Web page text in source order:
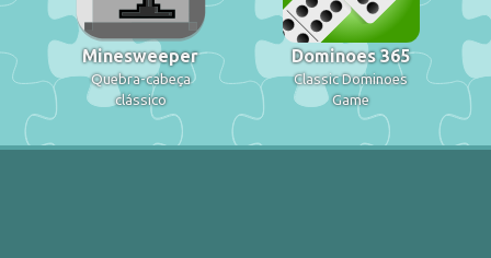
Minesweeper
Quebra-cabeça
clássico
Dominoes 365
Classic Dominoes
Game